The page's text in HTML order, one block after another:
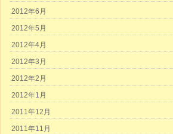
2012年6月
2012年5月
2012年4月
2012年3月
2012年2月
2012年1月
2011年12月
2011年11月